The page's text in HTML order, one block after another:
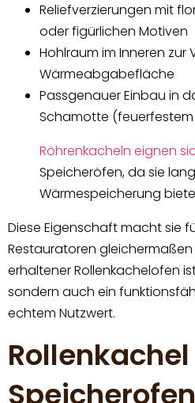
Reliefverzierungen mit
oder figürlichen Motiven
Hohlraum im Inneren zur
Wärmeabgabefläche
Passgenauer Einbau in
Schamotte (feuerfestem
Röhrenkacheln eignen
Speicheröfen, da sie
Wärmespeicherung
Diese Eigenschaft macht sie
Restauratoren
erhaltener Rollenkachelofen
sondern auch ein
echtem Nutzwert.